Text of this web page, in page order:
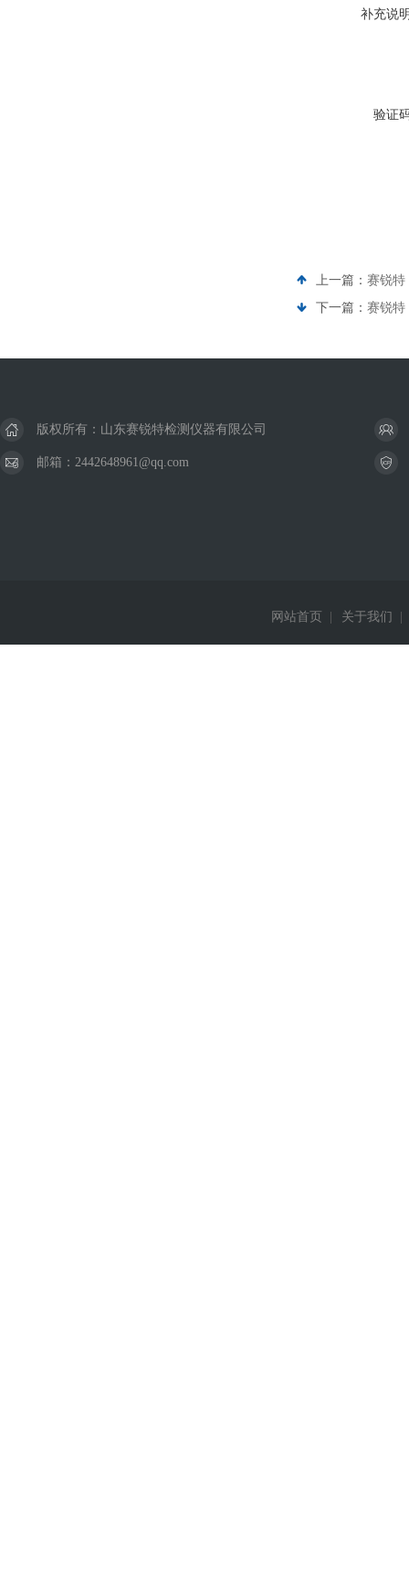
补充说
验证
上一篇： 赛锐特
下一篇： 赛锐特
版权所有：山东赛锐特检测仪器有限公司
邮箱：2442648961@qq.com
网站首页 关于我们